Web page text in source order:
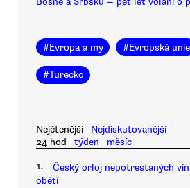
#Evropa a my #Evropská unie
#Turecko
Nejčtenější
Nejdiskutovanější
24 hod
týden měsíc
1.
Český orloj nepotrestaných
obětí